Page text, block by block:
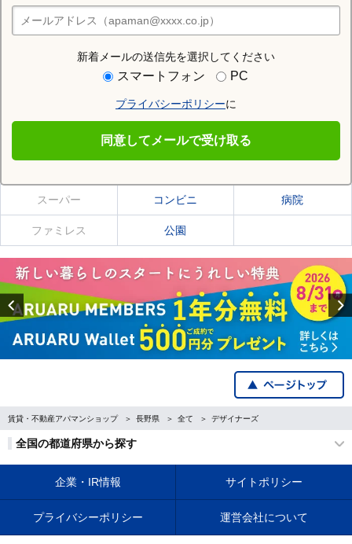
新着メールの送信先を選択してください
スマートフォン PC
プライバシーポリシーに
同意してメールで受け取る
住みたい街の店舗を探す
店舗検索
住む街研究所で北安曇郡松川村の情報を見る
北安曇郡松川村の施設一覧
スーパー コンビニ 病院
ファミレス 公園
Previous
賃貸・不動産アパマンショップ 長野県 全て デザイナーズ
全国の都道府県から探す
企業・IR情報 サイトポリシー
プライバシーポリシー 運営会社について